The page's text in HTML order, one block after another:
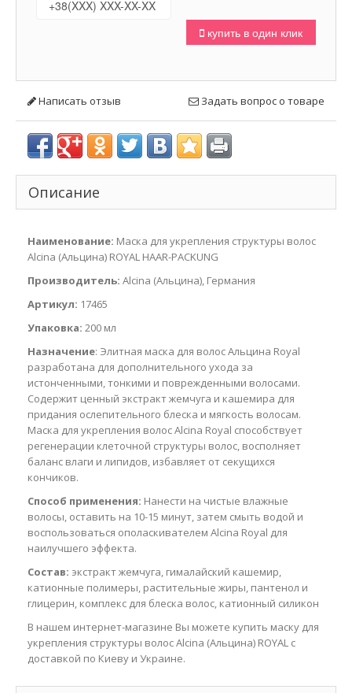
купить в один клик
Написать отзыв Задать вопрос о товаре
Описание
Наименование: Маска для укрепления структуры волос
Alcina (Альцина) ROYAL HAAR-PACKUNG
Производитель: Alcina (Альцина), Германия
Артикул: 17465
Упаковка: 200 мл
Назначение: Элитная маска для волос Альцина Royal
разработана для дополнительного ухода за
истонченными, тонкими и поврежденными волосами.
Содержит ценный экстракт жемчуга и кашемира для
придания ослепительного блеска и мягкость волосам.
Маска для укрепления волос Alcina Royal способствует
регенерации клеточной структуры волос, восполняет
баланс влаги и липидов, избавляет от секущихся
кончиков.
Способ применения: Нанести на чистые влажные
волосы, оставить на 10-15 минут, затем смыть водой и
воспользоваться ополаскивателем Alcina Royal для
наилучшего эффекта.
Состав: экстракт жемчуга, гималайский кашемир,
катионные полимеры, растительные жиры, пантенол и
глицерин, комплекс для блеска волос, катионный силикон
В нашем интернет-магазине Вы можете купить маску для
укрепления структуры волос Alcina (Альцина) ROYAL с
доставкой по Киеву и Украине.